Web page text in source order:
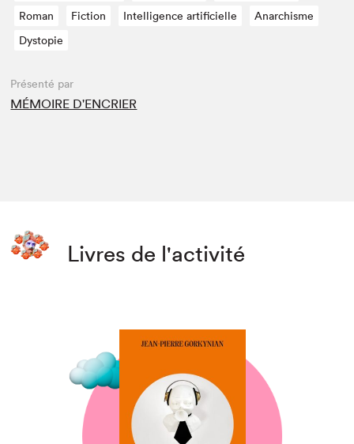
Roman
Fiction Intelligence artificielle
Anarchisme
Dystopie
Présenté par
MÉMOIRE D'ENCRIER
Livres de l'activité